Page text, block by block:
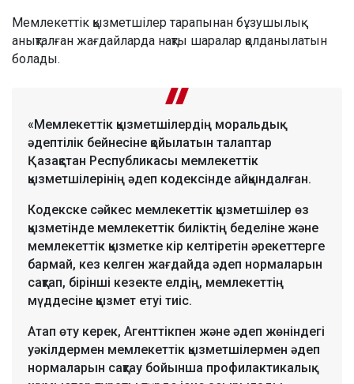
Мемлекеттік қызметшілер тарапынан бұзушылық
анықталған жағдайларда нақты шаралар қолданылатын
болады.
«Мемлекеттік қызметшілердің моральдық-
әдептілік бейнесіне қойылатын талаптар
Қазақстан Республикасы мемлекеттік
қызметшілерінің әдеп кодексінде айқындалған.
Кодекске сәйкес мемлекеттік қызметшілер өз
қызметінде мемлекеттік биліктің беделіне және
мемлекеттік қызметке кір келтіретін әрекеттерге
бармай, кез келген жағдайда әдеп нормаларын
сақтап, бірінші кезекте елдің, мемлекеттің
мүддесіне қызмет етуі тиіс.
Атап өту керек, Агенттікпен және әдеп жөніндегі
уәкілдермен мемлекеттік қызметшілермен әдеп
нормаларын сақтау бойынша профилактикалық